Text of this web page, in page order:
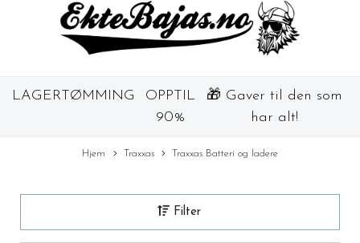
LAGERTØMMING
OPPTIL
90%
🎁 Gaver til den som
har alt!
Hjem Traxxas Traxxas Batteri og ladere
Filter